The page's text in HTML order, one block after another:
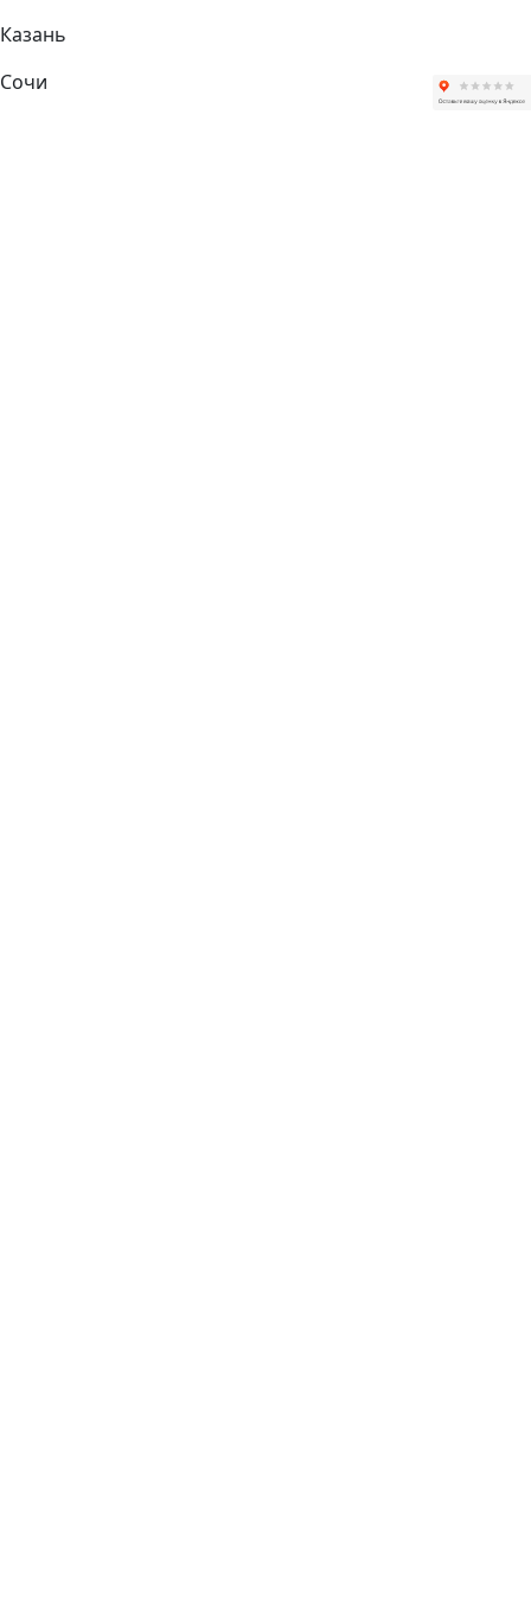
Казань
Сочи